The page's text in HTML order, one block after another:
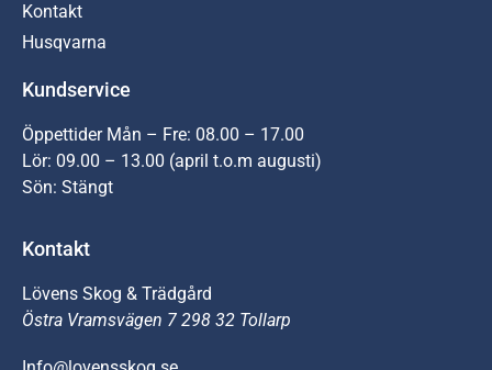
Kontakt
Husqvarna
Kundservice
Öppettider Mån – Fre: 08.00 – 17.00
Lör: 09.00 – 13.00 (april t.o.m augusti)
Sön: Stängt
Kontakt
Lövens Skog & Trädgård
Östra Vramsvägen 7 298 32 Tollarp